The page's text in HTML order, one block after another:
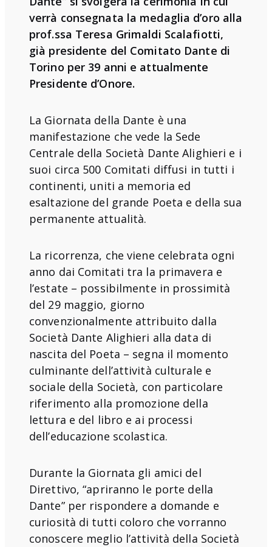
verrà consegnata la medaglia d’oro alla
prof.ssa Teresa Grimaldi Scalafiotti,
già presidente del Comitato Dante di
Torino per 39 anni e attualmente
Presidente d’Onore.
La Giornata della Dante è una
manifestazione che vede la Sede
Centrale della Società Dante Alighieri e i
suoi circa 500 Comitati diffusi in tutti i
continenti, uniti a memoria ed
esaltazione del grande Poeta e della sua
permanente attualità.
La ricorrenza, che viene celebrata ogni
anno dai Comitati tra la primavera e
l’estate – possibilmente in prossimità
del 29 maggio, giorno
convenzionalmente attribuito dalla
Società Dante Alighieri alla data di
nascita del Poeta – segna il momento
culminante dell’attività culturale e
sociale della Società, con particolare
riferimento alla promozione della
lettura e del libro e ai processi
dell’educazione scolastica.
Durante la Giornata gli amici del
Direttivo, “apriranno le porte della
Dante” per rispondere a domande e
curiosità di tutti coloro che vorranno
conoscere meglio l’attività della Società